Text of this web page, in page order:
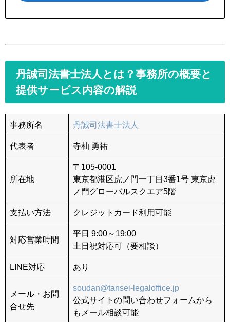
丹誠司法書士法人とは？事務所の概要と
提供サービス内容の解説
事務所名 丹誠司法書士法人
代表者 寺杣 勇祐
所在地
〒105-0001
東京都港区虎ノ門一丁目3番1号 東京虎
ノ門グローバルスクエア5階
支払い方法 クレジットカード利用可能
対応営業時間
平日 9:00～19:00
土日祝対応可（要相談）
LINE対応 あり
メール・お問
合せ先
soudan@tansei-legaloffice.jp
公式サイトの問い合わせフォームから
もメール相談可能